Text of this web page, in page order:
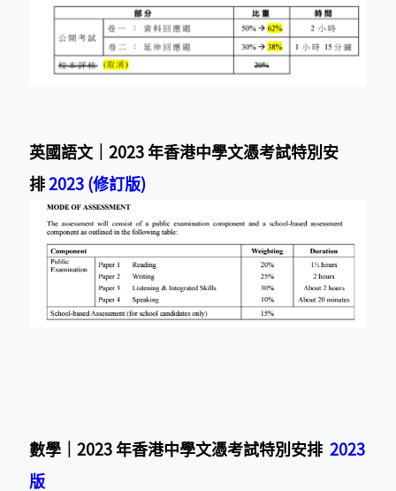
英國語文｜2023 年香港中學文憑考試特別安
排 2023 (修訂版)
數學｜2023 年香港中學文憑考試特別安排 2023
版